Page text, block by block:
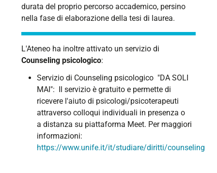
durata del proprio percorso accademico, persino
nella fase di elaborazione della tesi di laurea.
L'Ateneo ha inoltre attivato un servizio di
Counseling psicologico:
Servizio di Counseling psicologico "DA SOLI
MAI": Il servizio è gratuito e permette di
ricevere l'aiuto di psicologi/psicoterapeuti
attraverso colloqui individuali in presenza o
a distanza su piattaforma Meet. Per maggiori
informazioni:
https://www.unife.it/it/studiare/diritti/counseling